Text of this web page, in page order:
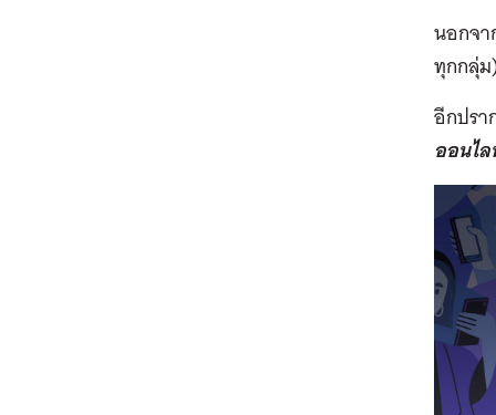
นอกจา
ทุกกลุ่ม
อีกปร
ออนไ